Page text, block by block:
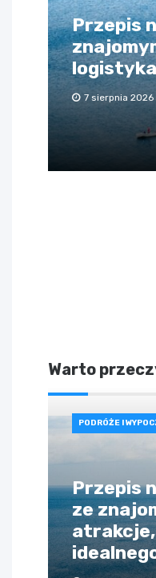
Przepis
7 sierpnia 2026
Warto
PODRÓŻE I
Przepis
ze